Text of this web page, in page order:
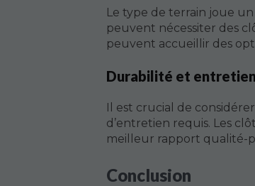
Le type de terrain joue
peuvent nécessiter des
peuvent accueillir des
Durabilité et entretien
Il est crucial de
d’entretien requis. Les
meilleur rapport qualité-
Conclusion